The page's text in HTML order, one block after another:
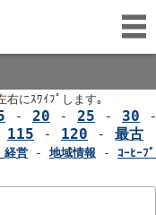
にｽﾜｲﾌﾟします｡
- 20 - 25 - 30
115 - 120 - 最古
経営 - 地域情報 - ｺｰﾋｰﾌ